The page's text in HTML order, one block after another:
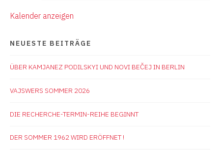
Kalender anzeigen
NEUESTE BEITRÄGE
ÜBER KAMJANEZ PODILSKYI UND NOVI BEČEJ IN BERLIN
VAJSWERS SOMMER 2026
DIE RECHERCHE-TERMIN-REIHE BEGINNT
DER SOMMER 1962 WIRD ERÖFFNET !